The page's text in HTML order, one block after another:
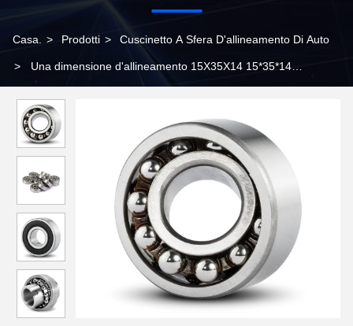
Casa. > Prodotti > Cuscinetto A Sfera D'allineamento Di Auto
> Una dimensione d'allineamento 15X35X14 15*35*14